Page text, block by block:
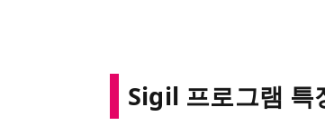
Sigil 프로그램 특